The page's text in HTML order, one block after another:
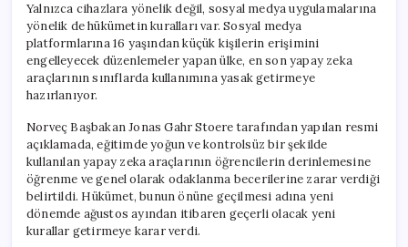
Yalnızca cihazlara yönelik değil, sosyal medya uygulamalarına
yönelik de hükümetin kuralları var. Sosyal medya
platformlarına 16 yaşından küçük kişilerin erişimini
engelleyecek düzenlemeler yapan ülke, en son yapay zeka
araçlarının sınıflarda kullanımına yasak getirmeye
hazırlanıyor.
Norveç Başbakan Jonas Gahr Stoere tarafından yapılan resmi
açıklamada, eğitimde yoğun ve kontrolsüz bir şekilde
kullanılan yapay zeka araçlarının öğrencilerin derinlemesine
öğrenme ve genel olarak odaklanma becerilerine zarar verdiği
belirtildi. Hükümet, bunun önüne geçilmesi adına yeni
dönemde ağustos ayından itibaren geçerli olacak yeni
kurallar getirmeye karar verdi.